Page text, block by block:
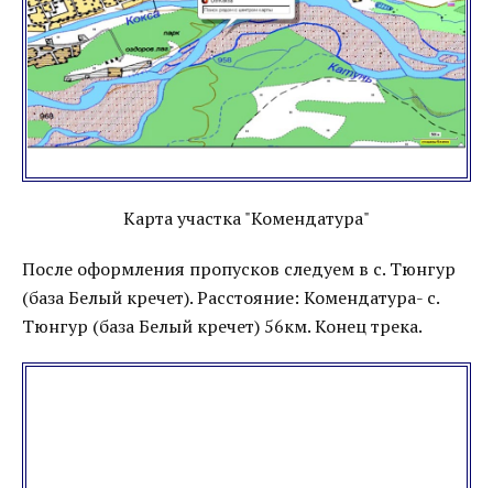
Карта участка "Комендатура"
После оформления пропусков следуем в с. Тюнгур
(база Белый кречет). Расстояние: Комендатура- с.
Тюнгур (база Белый кречет) 56км. Конец трека.